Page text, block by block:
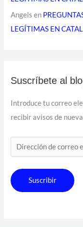
Angels en
LEGÍTIMAS EN
Suscríbete al
Introduce tu correo
recibir avisos de
Suscribir